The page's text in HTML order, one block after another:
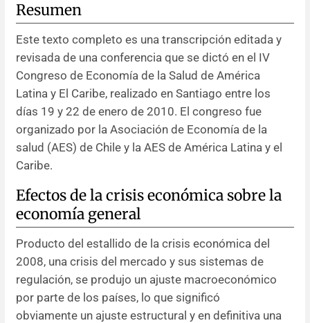
Patrocinadores y financiamiento
Editores
Comité editorial
Resúmenes de congresos
Noticias
Resumen
Este texto completo es una transcripción editada y
revisada de una conferencia que se dictó en el IV
Congreso de Economía de la Salud de América
Latina y El Caribe, realizado en Santiago entre los
días 19 y 22 de enero de 2010. El congreso fue
organizado por la Asociación de Economía de la
salud (AES) de Chile y la AES de América Latina y el
Caribe.
Efectos de la crisis económica sobre la
economía general
Producto del estallido de la crisis económica del
2008, una crisis del mercado y sus sistemas de
regulación, se produjo un ajuste macroeconómico
por parte de los países, lo que significó
obviamente un ajuste estructural y en definitiva una